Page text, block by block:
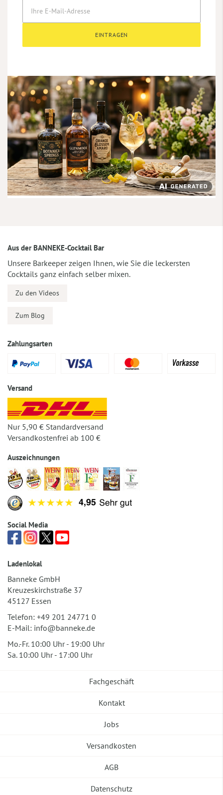
EINTRAGEN
Aus der BANNEKE-Cocktail Bar
Unsere Barkeeper zeigen Ihnen, wie Sie die leckersten
Cocktails ganz einfach selber mixen.
Zu den Videos
Zum Blog
Zahlungsarten
Versand
Nur 5,90 € Standardversand
Versandkostenfrei ab 100 €
Auszeichnungen
Social Media
Ladenlokal
Banneke GmbH
Kreuzeskirchstraße 37
45127 Essen
Telefon: +49 201 24771 0
E-Mail: info@banneke.de
Mo.-Fr. 10:00 Uhr - 19:00 Uhr
Sa. 10:00 Uhr - 17:00 Uhr
Fachgeschäft
Kontakt
Jobs
Versandkosten
AGB
Datenschutz